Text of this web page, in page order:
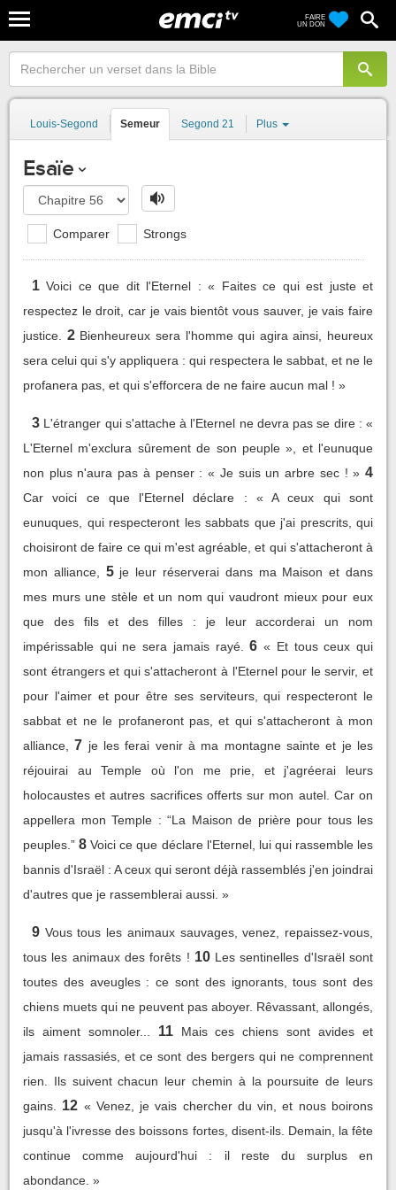
FAIRE
UN DON
Louis-Segond Semeur Segond 21 Plus
Esaïe
Comparer Strongs
1 Voici ce que dit l'Eternel : « Faites ce qui est juste et
respectez le droit, car je vais bientôt vous sauver, je vais faire
justice.
2 Bienheureux sera l'homme qui agira ainsi, heureux
sera celui qui s'y appliquera : qui respectera le sabbat, et ne le
profanera pas, et qui s'efforcera de ne faire aucun mal ! »
3 L'étranger qui s'attache à l'Eternel ne devra pas se dire : «
L'Eternel m'exclura sûrement de son peuple », et l'eunuque
non plus n'aura pas à penser : « Je suis un arbre sec ! » 4
Car voici ce que l'Eternel déclare : « A ceux qui sont
eunuques, qui respecteront les sabbats que j'ai prescrits, qui
choisiront de faire ce qui m'est agréable, et qui s'attacheront à
mon alliance,
5 je leur réserverai dans ma Maison et dans
mes murs une stèle et un nom qui vaudront mieux pour eux
que des fils et des filles : je leur accorderai un nom
impérissable qui ne sera jamais rayé.
6 « Et tous ceux qui
sont étrangers et qui s'attacheront à l'Eternel pour le servir, et
pour l'aimer et pour être ses serviteurs, qui respecteront le
sabbat et ne le profaneront pas, et qui s'attacheront à mon
alliance,
7 je les ferai venir à ma montagne sainte et je les
réjouirai au Temple où l'on me prie, et j'agréerai leurs
holocaustes et autres sacrifices offerts sur mon autel. Car on
appellera mon Temple : “La Maison de prière pour tous les
peuples.” 8 Voici ce que déclare l'Eternel, lui qui rassemble les
bannis d'Israël : A ceux qui seront déjà rassemblés j'en joindrai
d'autres que je rassemblerai aussi. »
9 Vous tous les animaux sauvages, venez, repaissez-vous,
tous les animaux des forêts ! 10 Les sentinelles d'Israël sont
toutes des aveugles : ce sont des ignorants, tous sont des
chiens muets qui ne peuvent pas aboyer. Rêvassant, allongés,
ils aiment somnoler...
11
Mais ces chiens sont avides et
jamais rassasiés, et ce sont des bergers qui ne comprennent
rien. Ils suivent chacun leur chemin à la poursuite de leurs
gains.
12 « Venez, je vais chercher du vin, et nous boirons
jusqu'à l'ivresse des boissons fortes, disent-ils. Demain, la fête
continue comme aujourd'hui : il reste du surplus en
abondance. »